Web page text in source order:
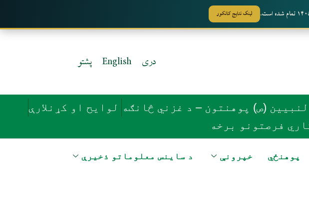
دری English پشتو
(ص) پوهنتون – د غزني څانګه لوایح او کړنلارې
فرصتونو برخه
پوهنځي خپرونې د ساینس معلوماتو ذخیرې
لینک نتایج کانکور